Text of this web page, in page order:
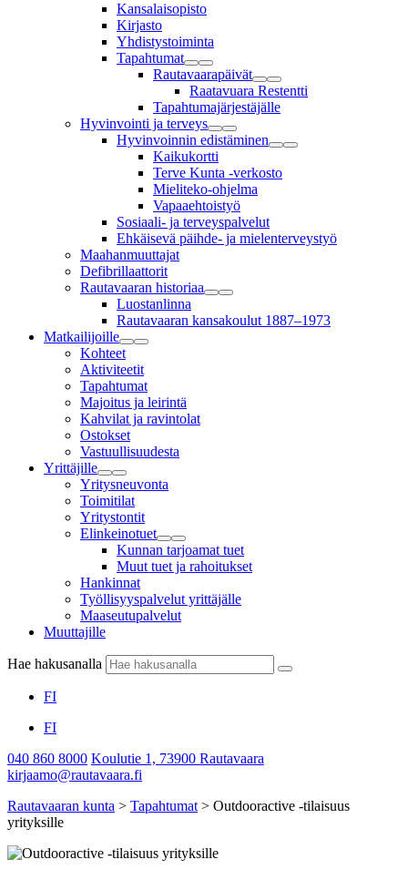
Kansalaisopisto
Kirjasto
Yhdistystoiminta
Tapahtumat
Rautavaarapäivät
Raatavuara Restentti
Tapahtumajärjestäjälle
Hyvinvointi ja terveys
Hyvinvoinnin edistäminen
Kaikukortti
Terve Kunta -verkosto
Mieliteko-ohjelma
Vapaaehtoistyö
Sosiaali- ja terveyspalvelut
Ehkäisevä päihde- ja mielenterveystyö
Maahanmuuttajat
Defibrillaattorit
Rautavaaran historiaa
Luostanlinna
Rautavaaran kansakoulut 1887–1973
Matkailijoille
Kohteet
Aktiviteetit
Tapahtumat
Majoitus ja leirintä
Kahvilat ja ravintolat
Ostokset
Vastuullisuudesta
Yrittäjille
Yritysneuvonta
Toimitilat
Yritystontit
Elinkeinotuet
Kunnan tarjoamat tuet
Muut tuet ja rahoitukset
Hankinnat
Työllisyyspalvelut yrittäjälle
Maaseutupalvelut
Muuttajille
Hae hakusanalla
FI
FI
040 860 8000 Koulutie 1, 73900 Rautavaara
kirjaamo@rautavaara.fi
Rautavaaran kunta > Tapahtumat > Outdooractive -tilaisuus
yrityksille